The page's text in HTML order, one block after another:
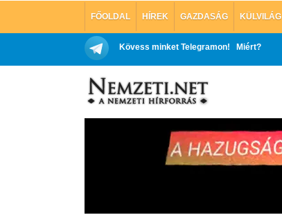
FŐOLDAL HÍREK GAZDASÁG KÜLVILÁG
Kövess minket Telegramon! Miért?